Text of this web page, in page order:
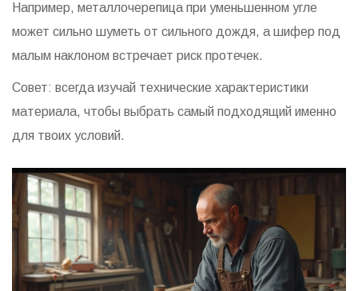
Например, металлочерепица при уменьшенном угле
может сильно шуметь от сильного дождя, а шифер под
малым наклоном встречает риск протечек.
Совет: всегда изучай технические характеристики
материала, чтобы выбрать самый подходящий именно
для твоих условий.